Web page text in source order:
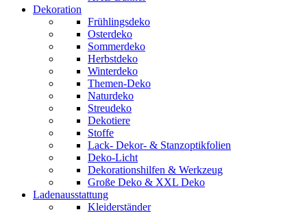
Dekoration
Frühlingsdeko
Osterdeko
Sommerdeko
Herbstdeko
Winterdeko
Themen-Deko
Naturdeko
Streudeko
Dekotiere
Stoffe
Lack- Dekor- & Stanzoptikfolien
Deko-Licht
Dekorationshilfen & Werkzeug
Große Deko & XXL Deko
Ladenausstattung
Kleiderständer